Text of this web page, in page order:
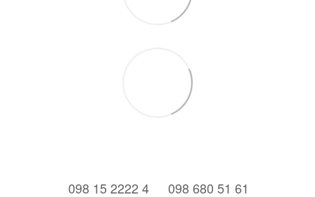
⠀098 15 2222 4 ⠀098 680 51 61